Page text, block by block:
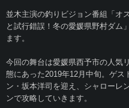
並木主演の釣りビジョン番組「オ
と試行錯誤！冬の愛媛県野村ダム
ます。
今回の舞台は愛媛県西予市の人気
態にあった2019年12月中旬。ゲ
ン・坂本洋司を迎え、シャローレ
ンで攻略していきます。